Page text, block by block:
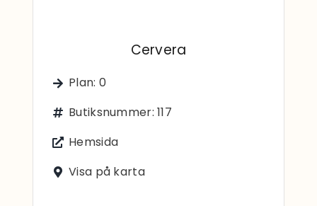
Cervera
Plan: 0
Butiksnummer: 117
Hemsida
Visa på karta